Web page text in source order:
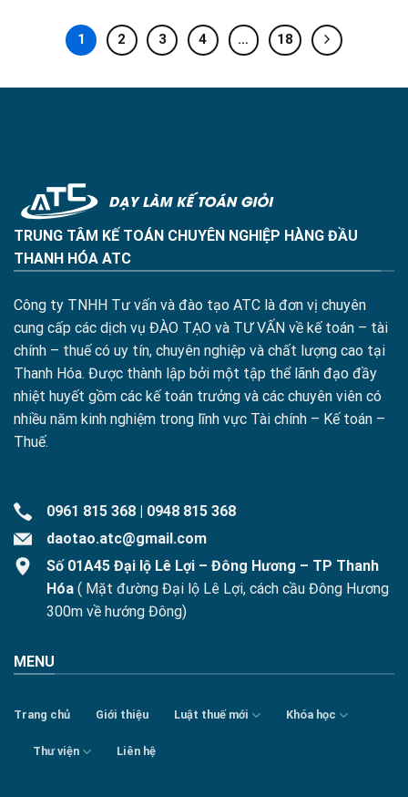
1 2 3 4 … 18
TRUNG TÂM KẾ TOÁN CHUYÊN NGHIỆP HÀNG ĐẦU
THANH HÓA ATC
Công ty TNHH Tư vấn và đào tạo ATC là đơn vị chuyên
cung cấp các dịch vụ ĐÀO TẠO và TƯ VẤN về kế toán – tài
chính – thuế có uy tín, chuyên nghiệp và chất lượng cao tại
Thanh Hóa. Được thành lập bởi một tập thể lãnh đạo đầy
nhiệt huyết gồm các kế toán trưởng và các chuyên viên có
nhiều năm kinh nghiệm trong lĩnh vực Tài chính – Kế toán –
Thuế.
0961 815 368 | 0948 815 368
daotao.atc@gmail.com
Số 01A45 Đại lộ Lê Lợi – Đông Hương – TP Thanh
Hóa ( Mặt đường Đại lộ Lê Lợi, cách cầu Đông Hương
300m về hướng Đông)
MENU
Trang chủ Giới thiệu Luật thuế mới Khóa học
Thư viện Liên hệ